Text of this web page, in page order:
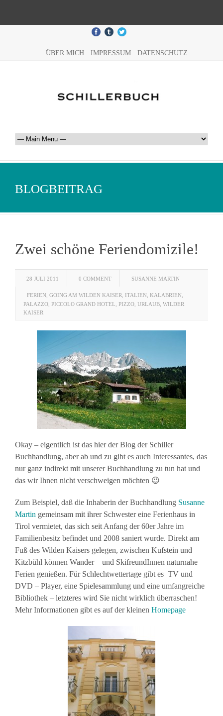
ÜBER MICH IMPRESSUM DATENSCHUTZ
BLOGBEITRAG
Zwei schöne Feriendomizile!
28 JULI 2011 0 COMMENT SUSANNE MARTIN
FERIEN GOING AM WILDEN KAISER ITALIEN KALABRIEN
PALAZZO PICCOLO GRAND HOTEL PIZZO URLAUB WILDER
KAISER
Okay – eigentlich ist das hier der Blog der Schiller
Buchhandlung, aber ab und zu gibt es auch Interessantes, das
nur ganz indirekt mit unserer Buchhandlung zu tun hat und
das wir Ihnen nicht verschweigen möchten 😉
Zum Beispiel, daß die Inhaberin der Buchhandlung Susanne
Martin gemeinsam mit ihrer Schwester eine Ferienhaus in
Tirol vermietet, das sich seit Anfang der 60er Jahre im
Familienbesitz befindet und 2008 saniert wurde. Direkt am
Fuß des Wilden Kaisers gelegen, zwischen Kufstein und
Kitzbühl können Wander – und SkifreundInnen naturnahe
Ferien genießen. Für Schlechtwettertage gibt es TV und
DVD – Player, eine Spielesammlung und eine umfangreiche
Bibliothek – letzteres wird Sie nicht wirklich überraschen!
Mehr Informationen gibt es auf der kleinen Homepage